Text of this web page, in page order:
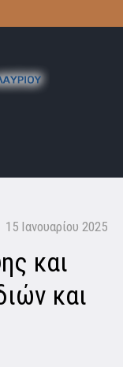
15 Ιανουαρίου 2025
και
και